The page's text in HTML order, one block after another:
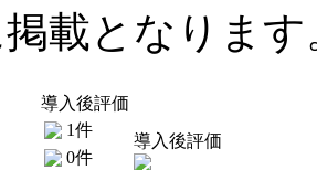
載となります
導入後評価
1件
0件
導入後評価